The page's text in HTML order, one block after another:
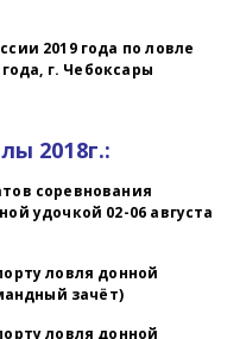
2019 года по ловле
г. Чебоксары
2018г.:
соревнования
удочкой 02-06 августа
ловля донной
зачёт)
ловля донной